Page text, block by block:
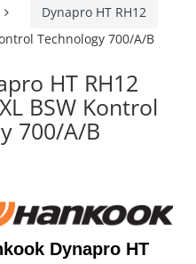
Dynapro HT RH12
Technology 700/A/B
HT RH12
BSW Kontrol
700/A/B
Dynapro HT